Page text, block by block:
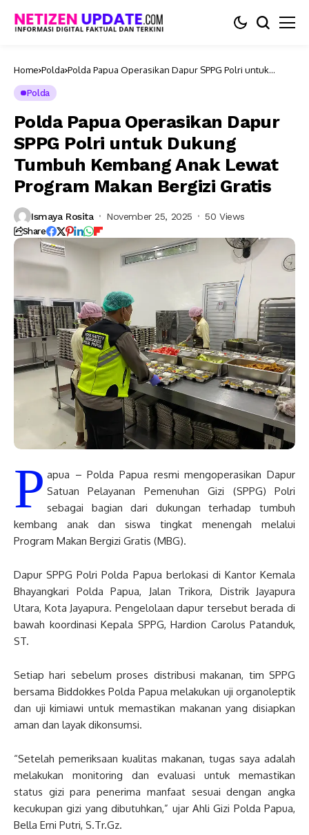
Home Polda Polda Papua Operasikan Dapur SPPG Polri untuk
Polda
Polda Papua Operasikan Dapur
SPPG Polri untuk Dukung
Tumbuh Kembang Anak Lewat
Program Makan Bergizi Gratis
Ismaya Rosita November 25, 2025 50 Views
Share
P apua – Polda Papua resmi mengoperasikan Dapur
Satuan Pelayanan Pemenuhan Gizi (SPPG) Polri
sebagai bagian dari dukungan terhadap tumbuh
kembang anak dan siswa tingkat menengah melalui
Program Makan Bergizi Gratis (MBG).
Dapur SPPG Polri Polda Papua berlokasi di Kantor Kemala
Bhayangkari Polda Papua, Jalan Trikora, Distrik Jayapura
Utara, Kota Jayapura. Pengelolaan dapur tersebut berada di
bawah koordinasi Kepala SPPG, Hardion Carolus Patanduk,
ST.
Setiap hari sebelum proses distribusi makanan, tim SPPG
bersama Biddokkes Polda Papua melakukan uji organoleptik
dan uji kimiawi untuk memastikan makanan yang disiapkan
aman dan layak dikonsumsi.
“Setelah pemeriksaan kualitas makanan, tugas saya adalah
melakukan monitoring dan evaluasi untuk memastikan
status gizi para penerima manfaat sesuai dengan angka
kecukupan gizi yang dibutuhkan,” ujar Ahli Gizi Polda Papua,
Bella Erni Putri, S.Tr.Gz.